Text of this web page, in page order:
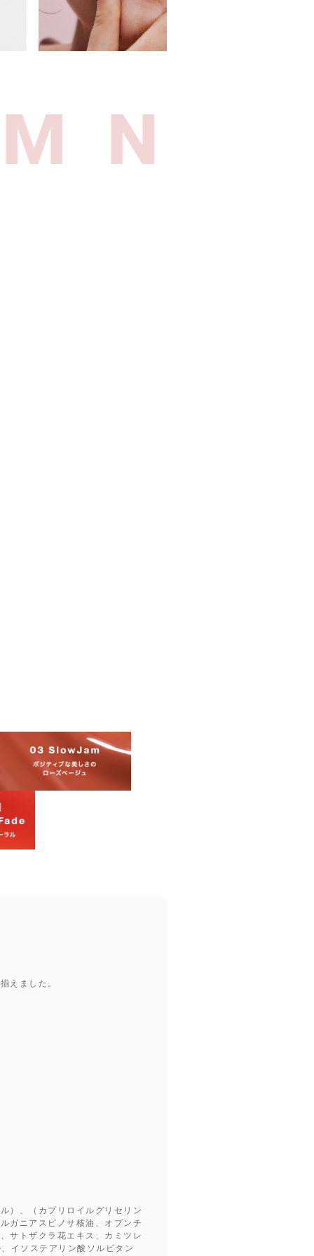
えました。
）、（カプリロイルグリセリン
ガニアスピノサ核油、オプンチ
サトザクラ花エキス、カミツレ
イソステアリン酸ソルビタン